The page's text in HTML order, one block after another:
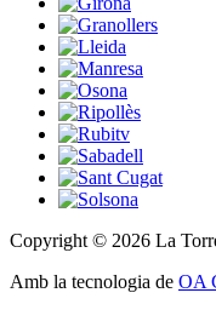
Copyright © 2026 La
Amb la tecnologia de OA